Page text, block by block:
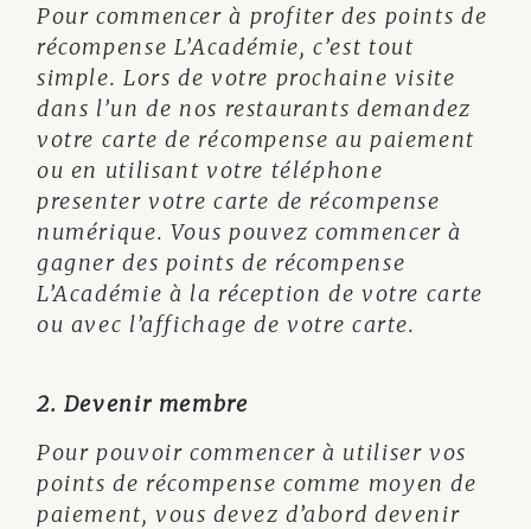
Pour commencer à profiter des points de
récompense L’Académie, c’est tout
simple. Lors de votre prochaine visite
dans l’un de nos restaurants demandez
votre carte de récompense au paiement
ou en utilisant votre téléphone
presenter votre carte de récompense
numérique. Vous pouvez commencer à
gagner des points de récompense
L’Académie à la réception de votre carte
ou avec l’affichage de votre carte.
2. Devenir membre
Pour pouvoir commencer à utiliser vos
points de récompense comme moyen de
paiement, vous devez d’abord devenir